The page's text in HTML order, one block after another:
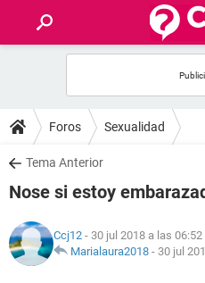
FOROS
SALUD
NUTRICIÓN
Foros Sexualidad
Tema Anterior
Nose si estoy
Ccj12 - 30 jul 2018 a las 06:52
Marialaura2018 - 30 jul